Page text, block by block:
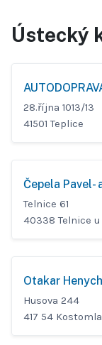
Ústecký
28.října 1013/13
41501 Teplice
Čepela Pavel-
Telnice 61
40338 Telnice
Otakar
Husova 244
417 54